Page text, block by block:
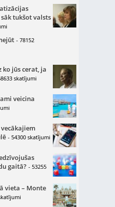
tukšot valsts
- 78152
ko jūs cerat, ja
skatījumi
veicina
- 54300 skatījumi
gaitā? - 53255
vieta – Monte